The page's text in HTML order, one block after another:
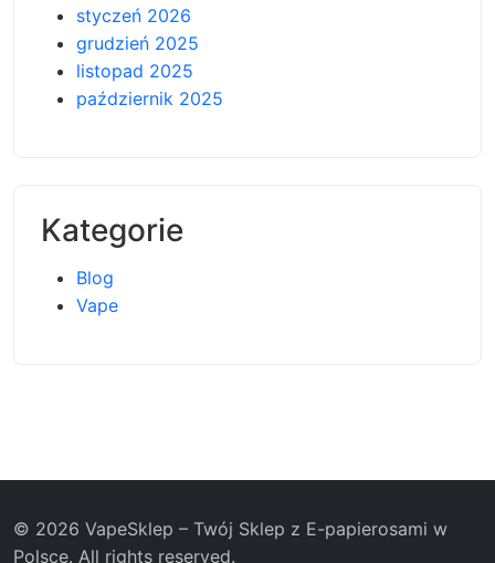
styczeń 2026
grudzień 2025
listopad 2025
październik 2025
Kategorie
Blog
Vape
© 2026 VapeSklep – Twój Sklep z E-papierosami w
Polsce. All rights reserved.